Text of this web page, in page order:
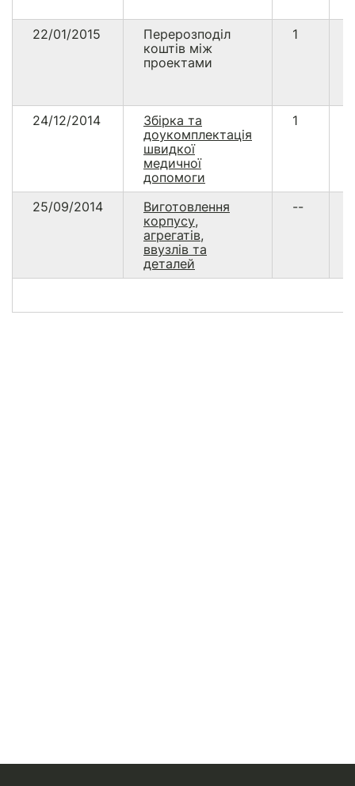
22/01/2015
Перерозподіл
коштів між
проектами
1
24/12/2014
Збірка та
доукомплектація
швидкої
медичної
допомоги
1
25/09/2014
Виготовлення
корпусу,
агрегатів,
ввузлів та
деталей
--